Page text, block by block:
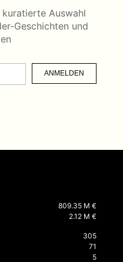
Auswahl
Geschichten und
ANMELDEN
809.35 M €
2.12 M €
305
71
5